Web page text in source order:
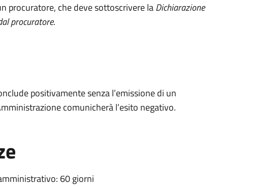
procuratore, che deve sottoscrivere laDichiarazione
procuratore.
positivamente senza l’emissione di un
comunicherà l’esito negativo.
60 giorni